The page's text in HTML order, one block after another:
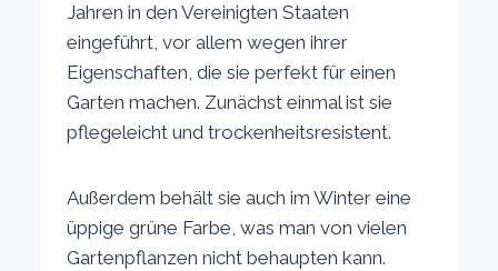
Jahren in den Vereinigten Staaten
eingeführt, vor allem wegen ihrer
Eigenschaften, die sie perfekt für einen
Garten machen. Zunächst einmal ist sie
pflegeleicht und trockenheitsresistent.
Außerdem behält sie auch im Winter eine
üppige grüne Farbe, was man von vielen
Gartenpflanzen nicht behaupten kann.